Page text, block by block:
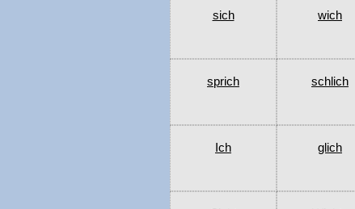
sich wich
sprich schlich
Ich glich